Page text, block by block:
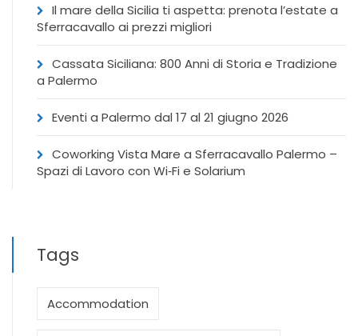
Il mare della Sicilia ti aspetta: prenota l’estate a
Sferracavallo ai prezzi migliori
Cassata Siciliana: 800 Anni di Storia e Tradizione
a Palermo
Eventi a Palermo dal 17 al 21 giugno 2026
Coworking Vista Mare a Sferracavallo Palermo –
Spazi di Lavoro con Wi‑Fi e Solarium
Tags
Accommodation